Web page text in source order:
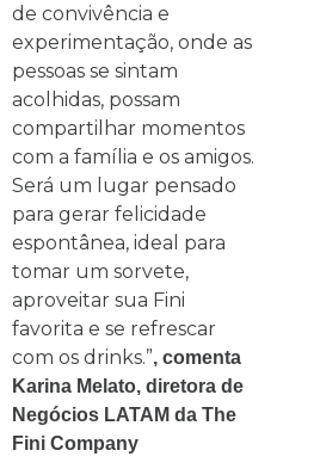
de convivência e
experimentação, onde as
pessoas se sintam
acolhidas, possam
compartilhar momentos
com a família e os amigos.
Será um lugar pensado
para gerar felicidade
espontânea, ideal para
tomar um sorvete,
aproveitar sua Fini
favorita e se refrescar
com os drinks.”, comenta
Karina Melato, diretora de
Negócios LATAM da The
Fini Company